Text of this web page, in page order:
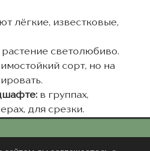
лёгкие, известковые,
растение светолюбиво.
сорт, но на
в группах,
для срезки.